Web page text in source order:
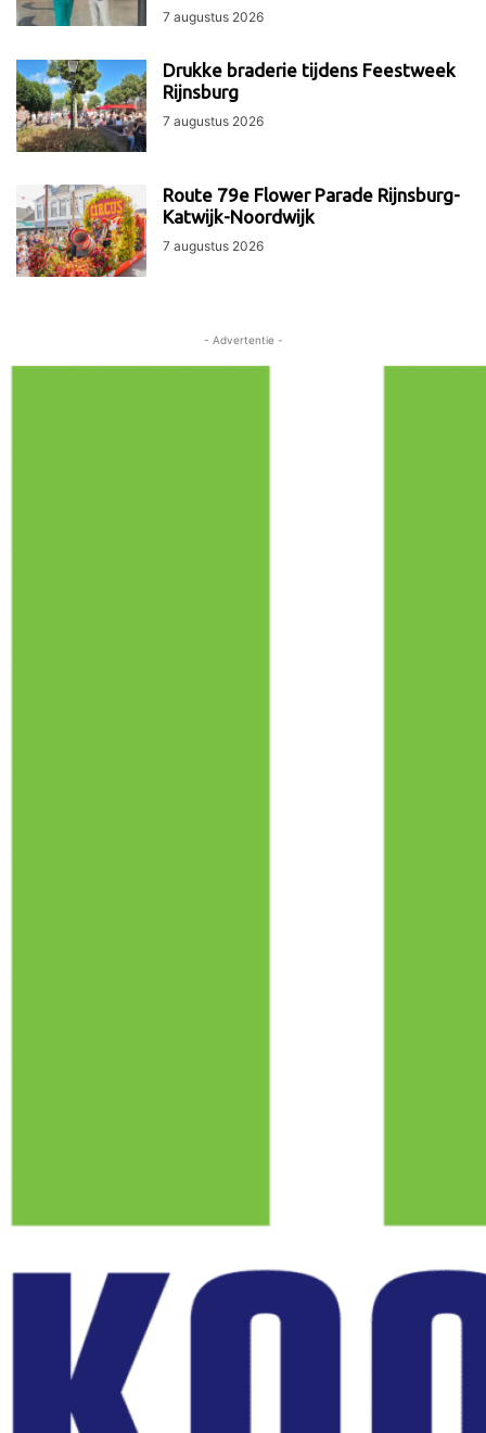
7 augustus 2026
Drukke braderie tijdens Feestweek
Rijnsburg
7 augustus 2026
Route 79e Flower Parade Rijnsburg-
Katwijk-Noordwijk
7 augustus 2026
- Advertentie -